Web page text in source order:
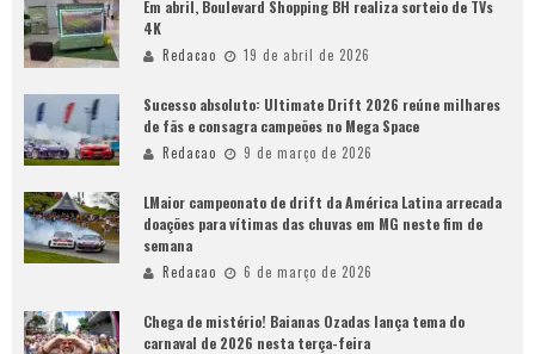
Em abril, Boulevard Shopping BH realiza sorteio de TVs
4K
Redacao 19 de abril de 2026
Sucesso absoluto: Ultimate Drift 2026 reúne milhares
de fãs e consagra campeões no Mega Space
Redacao 9 de março de 2026
LMaior campeonato de drift da América Latina arrecada
doações para vítimas das chuvas em MG neste fim de
semana
Redacao 6 de março de 2026
Chega de mistério! Baianas Ozadas lança tema do
carnaval de 2026 nesta terça-feira